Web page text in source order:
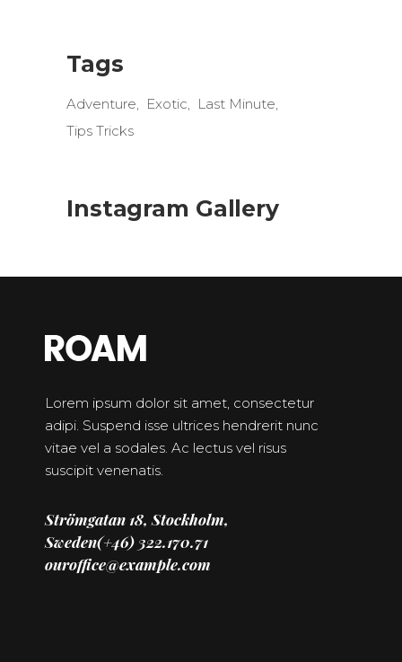
Tags
Adventure Exotic
Last Minute
Tips Tricks
Instagram Gallery
Lorem ipsum dolor sit amet, consectetur
adipi. Suspend isse ultrices hendrerit nunc
vitae vel a sodales. Ac lectus vel risus
suscipit venenatis.
Strömgatan 18, Stockholm,
Sweden(+46) 322.170.71
ouroffice@example.com